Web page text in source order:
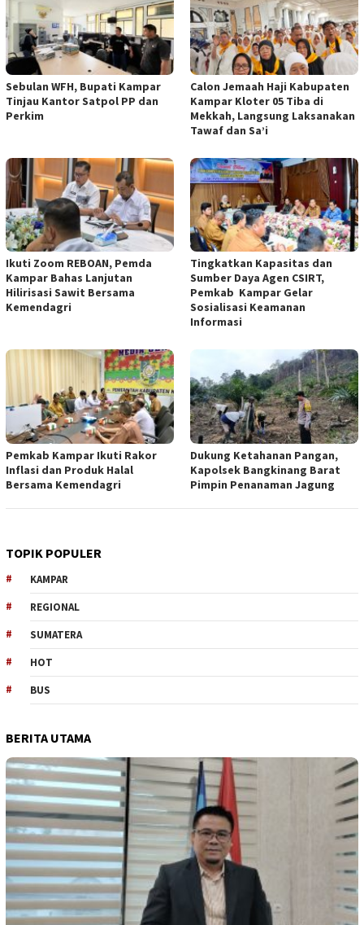
Sebulan WFH, Bupati Kampar
Tinjau Kantor Satpol PP dan
Perkim
Calon Jemaah Haji Kabupaten
Kampar Kloter 05 Tiba di
Mekkah, Langsung Laksanakan
Tawaf dan Sa’i
Ikuti Zoom REBOAN, Pemda
Kampar Bahas Lanjutan
Hilirisasi Sawit Bersama
Kemendagri
Tingkatkan Kapasitas dan
Sumber Daya Agen CSIRT,
Pemkab Kampar Gelar
Sosialisasi Keamanan
Informasi
Pemkab Kampar Ikuti Rakor
Inflasi dan Produk Halal
Bersama Kemendagri
Dukung Ketahanan Pangan,
Kapolsek Bangkinang Barat
Pimpin Penanaman Jagung
TOPIK POPULER
KAMPAR
REGIONAL
SUMATERA
HOT
BUS
BERITA UTAMA